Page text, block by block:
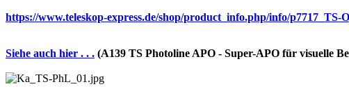
https://www.teleskop-express.de/shop/product_info.php/info/
Siehe auch hier . . . (A139 TS Photoline APO - Super-APO für visuelle